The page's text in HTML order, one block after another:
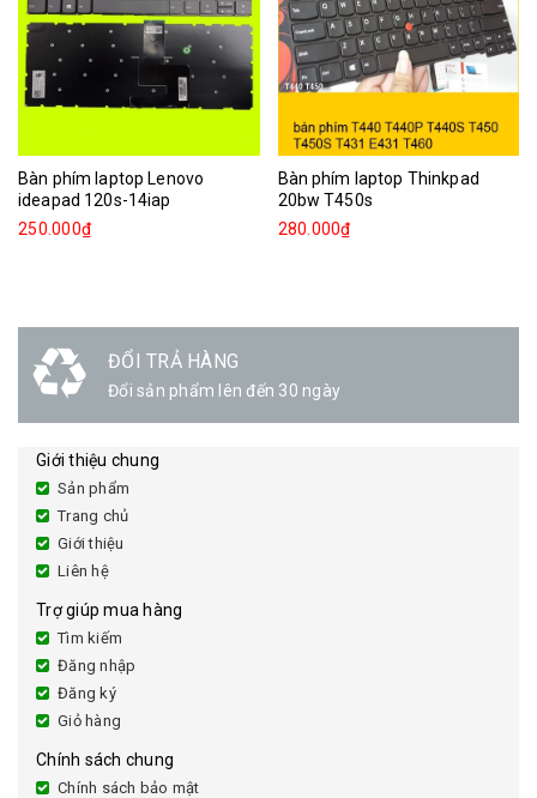
Bàn phím laptop Lenovo
ideapad 120s-14iap
250.000₫
Bàn phím laptop Thinkpad
20bw T450s
280.000₫
ĐỔI TRẢ HÀNG
Đổi sản phẩm lên đến 30 ngày
Giới thiệu chung
Sản phẩm
Trang chủ
Giới thiệu
Liên hệ
Trợ giúp mua hàng
Tìm kiếm
Đăng nhập
Đăng ký
Giỏ hàng
Chính sách chung
Chính sách bảo mật